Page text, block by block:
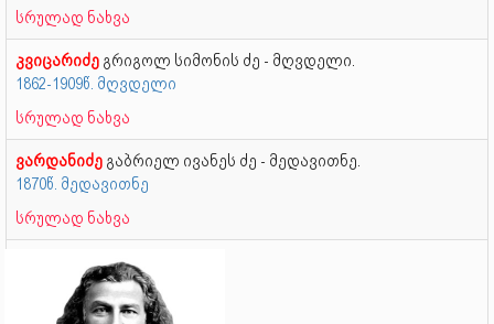
სრულად ნახვა
კვიცარიძე გრიგოლ სიმონის ძე - მღვდელი.
1862-1909წ. მღვდელი
სრულად ნახვა
ვარდანიძე გაბრიელ ივანეს ძე - მედავითნე.
1870წ. მედავითნე
სრულად ნახვა